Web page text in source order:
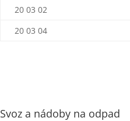
20 03 02
20 03 04
Svoz a nádoby na odpad